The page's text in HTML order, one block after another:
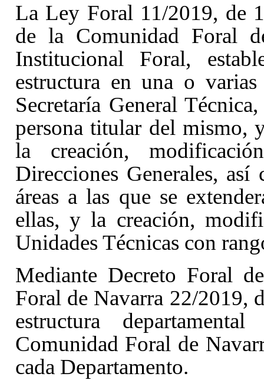
La Ley Foral 11/2019, de
de la Comunidad Foral
Institucional Foral,
estructura en una o
Secretaría General
persona titular del mismo,
la creación,
Direcciones Generales,
áreas a las que se
ellas, y la creación,
Unidades Técnicas con
Mediante Decreto Foral
Foral de Navarra 22/2019,
estructura
Comunidad Foral de
cada Departamento.